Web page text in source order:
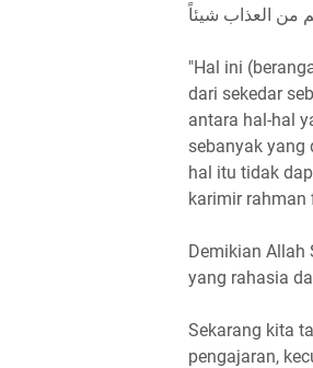
"Hal ini
dari sekedar
antara hal-hal
sebanyak yang
hal itu tidak
karimir
Demikian Allah
yang rahasia
Sekarang kita
pengajaran,